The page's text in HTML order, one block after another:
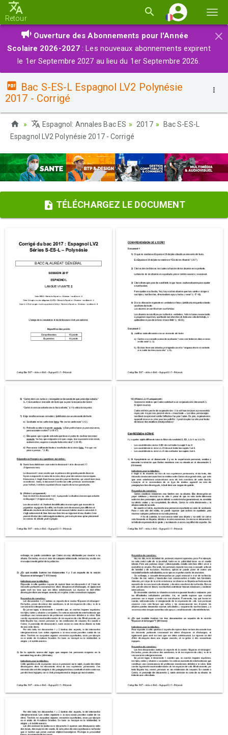
la
Retour
×
Ouverture des Abonnements pour l'Année
Scolaire 2026-2027 : Les nouveaux abonnements expirent
le 1er Septembre 2027 au lieu du 1er Septembre 2026.
Bac S-ES-L Espagnol LV2 Polynésie
2017 - Corrigé
Espagnol: Annales Bac ES 2017
Bac S-ES-L
Espagnol LV2 Polynésie 2017 - Corrigé
TÉLÉCHARGEZ LE DOCUMENT